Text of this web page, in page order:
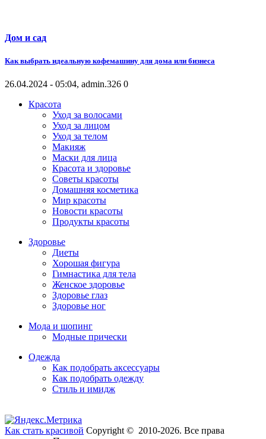
Дом и сад
Как выбрать идеальную кофемашину для дома или бизнеса
26.04.2024 - 05:04, admin.326 0
Красота
Уход за волосами
Уход за лицом
Уход за телом
Макияж
Маски для лица
Красота и здоровье
Советы красоты
Домашняя косметика
Мир красоты
Новости красоты
Продукты красоты
Здоровье
Диеты
Хорошая фигура
Гимнастика для тела
Женское здоровье
Здоровье глаз
Здоровье ног
Мода и шопинг
Модные прически
Одежда
Как подобрать аксессуары
Как подобрать одежду
Стиль и имидж
Как стать красивой Copyright © 2010-2026. Все права